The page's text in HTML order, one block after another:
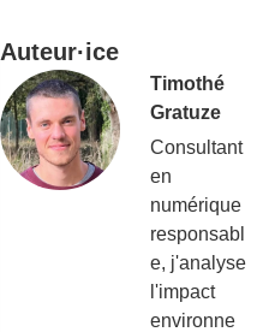
Auteur·ice
Timothé
Gratuze
Consultant
en
numérique
responsabl
e, j'analyse
l'impact
environne